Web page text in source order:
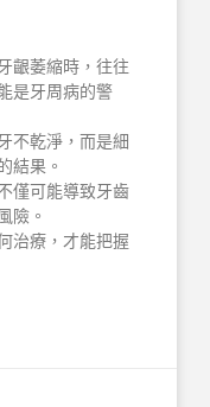
齦萎縮時，往往
是牙周病的警
不乾淨，而是細
結果。
僅可能導致牙齒
險。
治療，才能把握